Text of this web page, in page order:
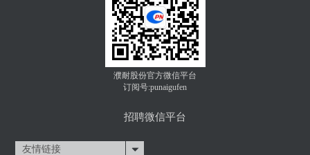
濮耐股份官方微信平台
订阅号:punaigufen
招聘微信平台
友情链接